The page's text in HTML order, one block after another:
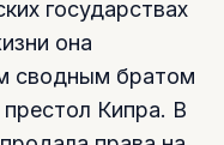
государствах
она
сводным братом
Кипра. В